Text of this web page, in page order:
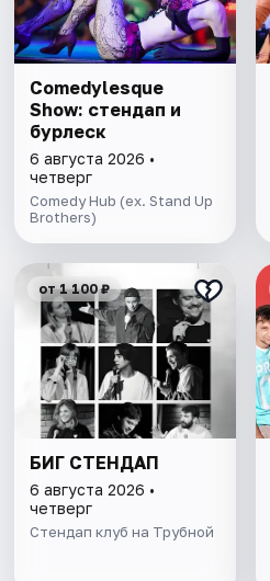
Comedylesque
Show: стендап и
бурлеск
6 августа 2026 •
четверг
Comedy Hub (ex. Stand Up
Brothers)
от 1 100 ₽
БИГ СТЕНДАП
6 августа 2026 •
четверг
Стендап клуб на Трубной